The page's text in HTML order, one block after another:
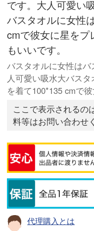
です。大人可愛い
バスタオルに女性
cmで彼女に星をプ
もいいです。
バスタオルに女性は
人可愛い吸水大バス
を着て100*135 cmで
ここで表示されるの
料等はお問い合わせ
代理購入とは